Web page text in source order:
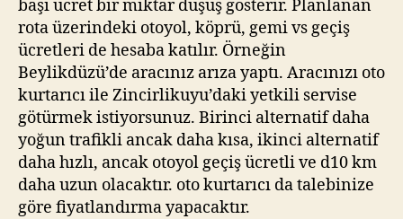
başı ücret bir miktar düşüş gösterir. Planlanan
rota üzerindeki otoyol, köprü, gemi vs geçiş
ücretleri de hesaba katılır. Örneğin
Beylikdüzü’de aracınız arıza yaptı. Aracınızı oto
kurtarıcı ile Zincirlikuyu’daki yetkili servise
götürmek istiyorsunuz. Birinci alternatif daha
yoğun trafikli ancak daha kısa, ikinci alternatif
daha hızlı, ancak otoyol geçiş ücretli ve d10 km
daha uzun olacaktır. oto kurtarıcı da talebinize
göre fiyatlandırma yapacaktır.